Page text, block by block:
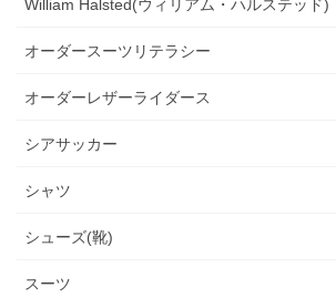
William Halsted(ウィリアム・ハルステッド)
オーダースーツリテラシー
オーダーレザーライダース
シアサッカー
シャツ
シューズ(靴)
スーツ